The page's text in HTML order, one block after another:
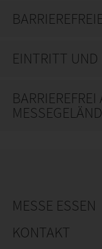
EINTRITT UND
MESSE ESSEN
KONTAKT